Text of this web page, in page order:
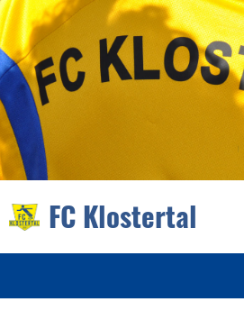
FC Klostertal